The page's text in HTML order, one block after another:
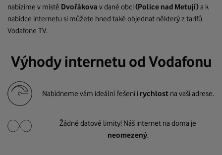
nabízíme v místě Dvořákova v dané obci(Police nad Metují)a k
nabídce internetu si můžete hned také objednat některý z tarifů
Vodafone TV.
Výhody internetu od Vodafonu
Nabídneme vám ideální řešení i rychlost na vaší adrese.
Žádné datové limity! Náš internet na doma je
neomezený.